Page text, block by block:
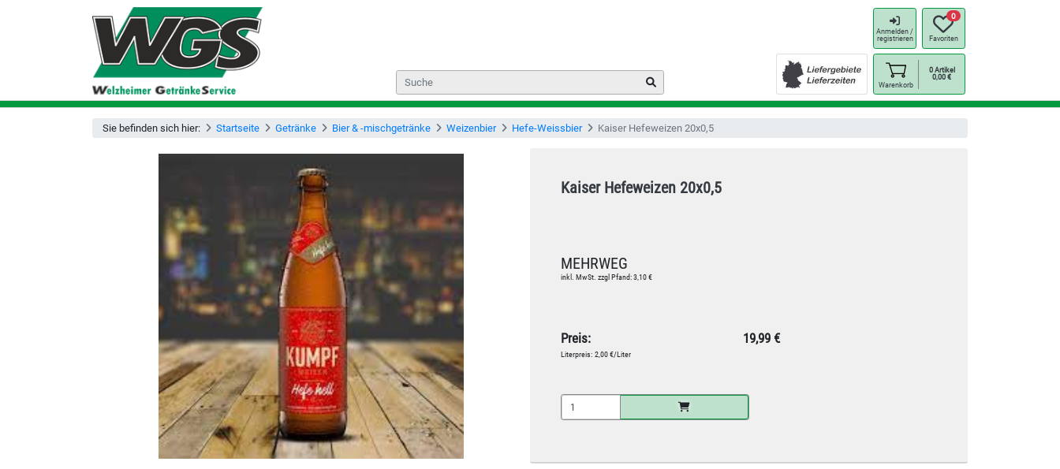
Anmelden /
registrieren
0
Favoriten
Warenkorb
0 Artikel
0,00€
Sie befinden sich hier: Startseite Getränke Bier & -mischgetränke Weizenbier Hefe-Weissbier Kaiser Hefeweizen 20x0,5
Kaiser Hefeweizen 20x0,5
MEHRWEG
inkl. MwSt. zzgl Pfand: 3,10 €
Preis: 19,99 €
Literpreis: 2,00 €/Liter